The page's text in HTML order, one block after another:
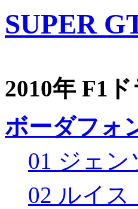
SUPER
2010年 F1
ボーダフォ
01 ジェ
02 ルイ